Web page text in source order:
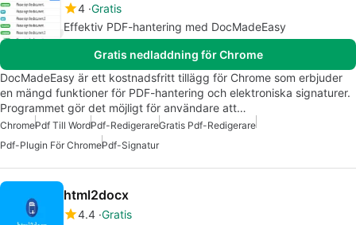
4 Gratis
Effektiv PDF-hantering med DocMadeEasy
Gratis nedladdning för Chrome
DocMadeEasy är ett kostnadsfritt tillägg för Chrome som erbjuder
en mängd funktioner för PDF-hantering och elektroniska signaturer.
Programmet gör det möjligt för användare att…
ChromePdf Till WordPdf-RedigerareGratis Pdf-Redigerare
Pdf-Plugin För ChromePdf-Signatur
html2docx
4.4 Gratis